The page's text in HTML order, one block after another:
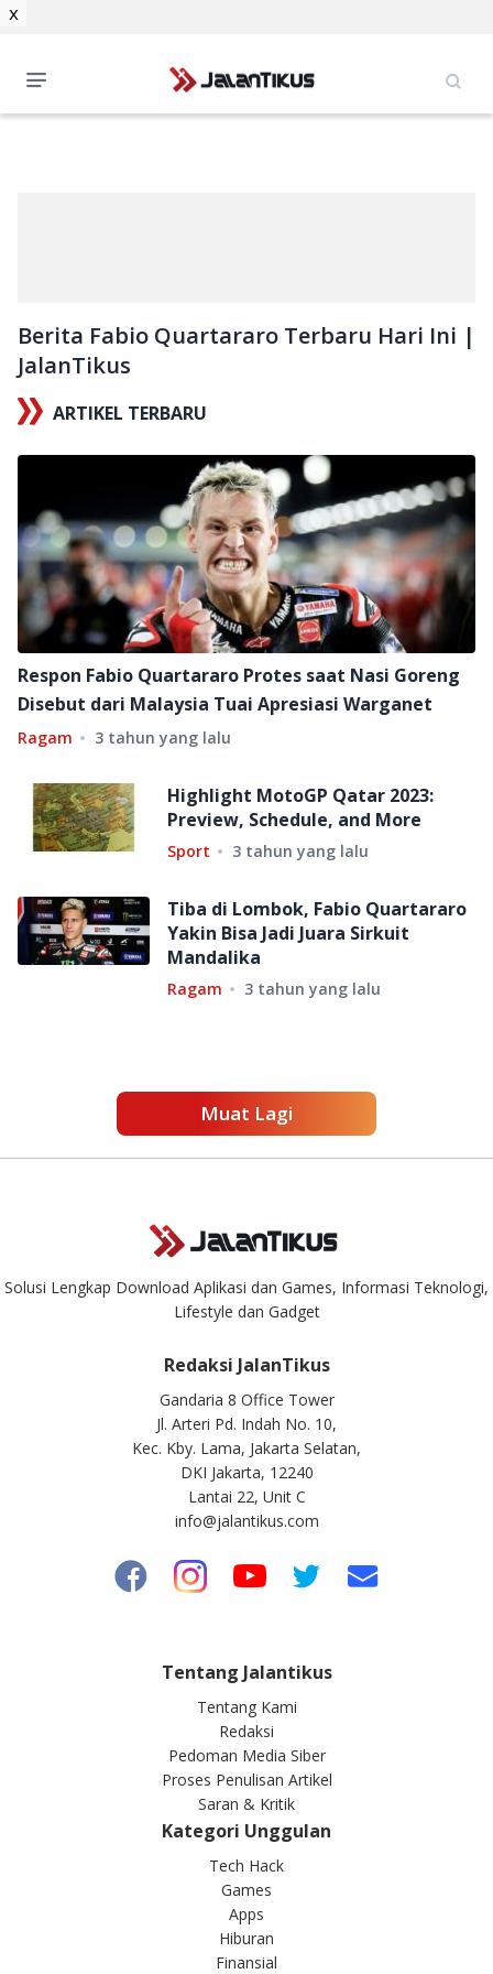
Berita Fabio Quartararo Terbaru Hari Ini |
JalanTikus
ARTIKEL TERBARU
Respon Fabio Quartararo Protes saat Nasi Goreng
Disebut dari Malaysia Tuai Apresiasi Warganet
Ragam 3 tahun yang lalu
Highlight MotoGP Qatar 2023:
Preview, Schedule, and More
Sport 3 tahun yang lalu
Tiba di Lombok, Fabio Quartararo
Yakin Bisa Jadi Juara Sirkuit
Mandalika
Ragam 3 tahun yang lalu
Muat Lagi
x
Solusi Lengkap Download Aplikasi dan Games, Informasi Teknologi,
Lifestyle dan Gadget
Redaksi JalanTikus
Gandaria 8 Office Tower
Jl. Arteri Pd. Indah No. 10,
Kec. Kby. Lama, Jakarta Selatan,
DKI Jakarta, 12240
Lantai 22, Unit C
info@jalantikus.com
Tentang Jalantikus
Tentang Kami
Redaksi
Pedoman Media Siber
Proses Penulisan Artikel
Saran & Kritik
Kategori Unggulan
Tech Hack
Games
Apps
Hiburan
Finansial